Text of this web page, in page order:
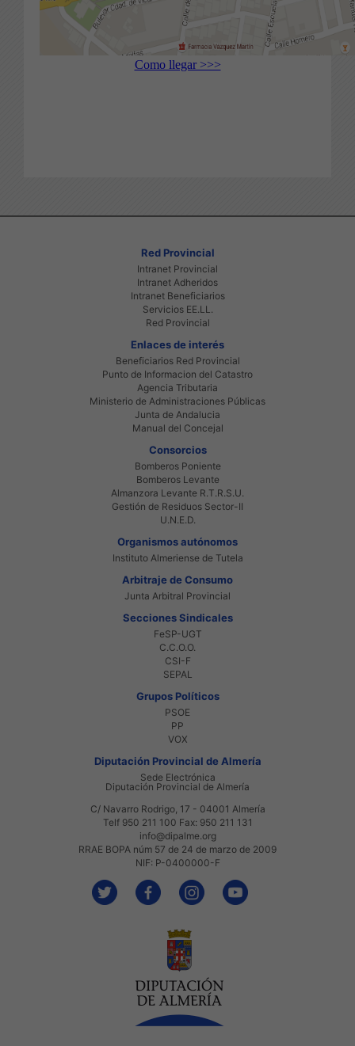
Como llegar >>>
Red Provincial
Intranet Provincial
Intranet Adheridos
Intranet Beneficiarios
Servicios EE.LL.
Red Provincial
Enlaces de interés
Beneficiarios Red Provincial
Punto de Informacion del Catastro
Agencia Tributaria
Ministerio de Administraciones Públicas
Junta de Andalucia
Manual del Concejal
Consorcios
Bomberos Poniente
Bomberos Levante
Almanzora Levante R.T.R.S.U.
Gestión de Residuos Sector-II
U.N.E.D.
Organismos autónomos
Instituto Almeriense de Tutela
Arbitraje de Consumo
Junta Arbitral Provincial
Secciones Sindicales
FeSP-UGT
C.C.O.O.
CSI-F
SEPAL
Grupos Políticos
PSOE
PP
VOX
Diputación Provincial de Almería
Sede Electrónica
Diputación Provincial de Almería
C/ Navarro Rodrigo, 17 - 04001 Almería
Telf 950 211 100 Fax: 950 211 131
info@dipalme.org
RRAE BOPA núm 57 de 24 de marzo de 2009
NIF: P-0400000-F